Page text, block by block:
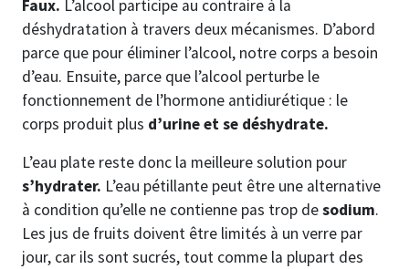
Faux. L’alcool participe au contraire à la
déshydratation à travers deux mécanismes. D’abord
parce que pour éliminer l’alcool, notre corps a besoin
d’eau. Ensuite, parce que l’alcool perturbe le
fonctionnement de l’hormone antidiurétique : le
corps produit plus d’urine et se déshydrate.
L’eau plate reste donc la meilleure solution pour
s’hydrater. L’eau pétillante peut être une alternative
à condition qu’elle ne contienne pas trop desodium.
Les jus de fruits doivent être limités à un verre par
jour, car ils sont sucrés, tout comme la plupart des